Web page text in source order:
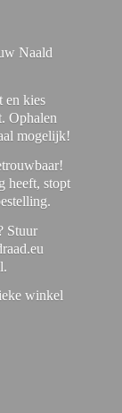
Naald
en kies
Ophalen
mogelijk!
heeft, stopt
Stuur
winkel